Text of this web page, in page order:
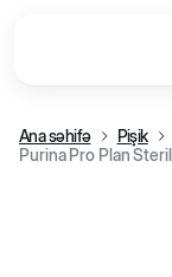
Ana səhifə Pişik